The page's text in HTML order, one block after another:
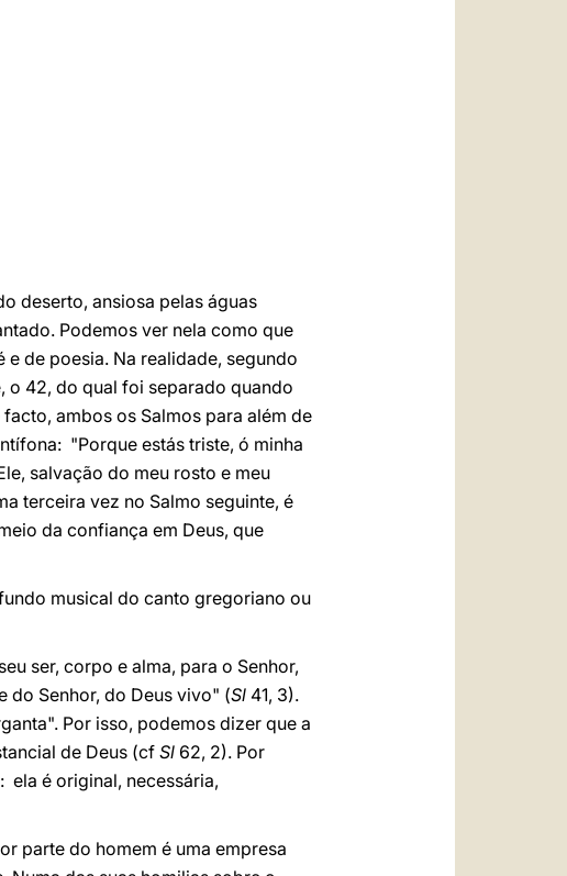
deserto, ansiosa pelas águas
Podemos ver nela como que
de poesia. Na realidade, segundo
o 42, do qual foi separado quando
ambos os Salmos para além de
"Porque estás triste, ó minha
salvação do meu rosto e meu
terceira vez no Salmo seguinte, é
da confiança em Deus, que
musical do canto gregoriano ou
ser, corpo e alma, para o Senhor,
do Senhor, do Deus vivo" (Sl 41, 3).
Por isso, podemos dizer que a
de Deus (cf Sl 62, 2). Por
é original, necessária,
parte do homem é uma empresa